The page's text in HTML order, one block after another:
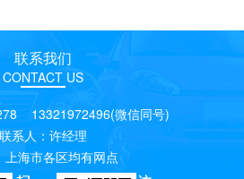
联系我们
CONTACT US
13321972496(微信同号)
联系人：许经理
上海市各区均有网点